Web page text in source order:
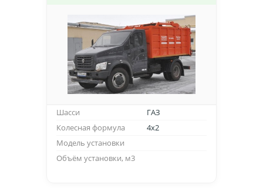
Шасси
ГАЗ
Колесная формула
4х2
Модель установки
Объём установки, м3